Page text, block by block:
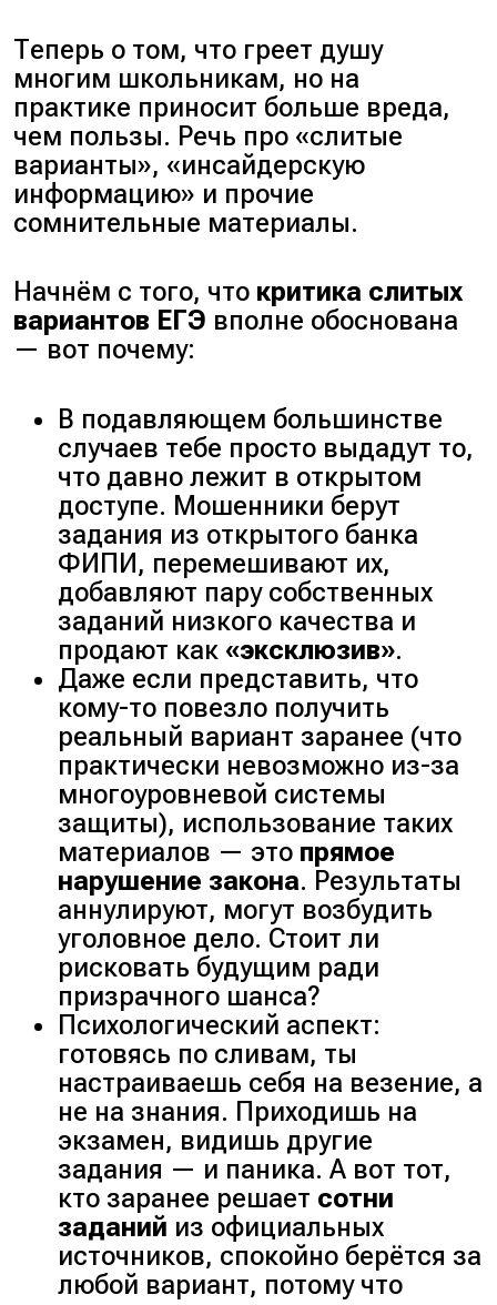
Теперь о том, что греет душу
многим школьникам, но на
практике приносит больше вреда,
чем пользы. Речь про «слитые
варианты», «инсайдерскую
информацию» и прочие
сомнительные материалы.
Начнём с того, что критика слитых
вариантов ЕГЭ вполне обоснована
— вот почему:
В подавляющем большинстве
случаев тебе просто выдадут то,
что давно лежит в открытом
доступе. Мошенники берут
задания из открытого банка
ФИПИ, перемешивают их,
добавляют пару собственных
заданий низкого качества и
продают как «эксклюзив».
Даже если представить, что
кому-то повезло получить
реальный вариант заранее (что
практически невозможно из-за
многоуровневой системы
защиты), использование таких
материалов — это прямое
нарушение закона. Результаты
аннулируют, могут возбудить
уголовное дело. Стоит ли
рисковать будущим ради
призрачного шанса?
Психологический аспект:
готовясь по сливам, ты
настраиваешь себя на везение, а
не на знания. Приходишь на
экзамен, видишь другие
задания — и паника. А вот тот,
кто заранее решает сотни
заданий из официальных
источников, спокойно берётся за
любой вариант, потому что